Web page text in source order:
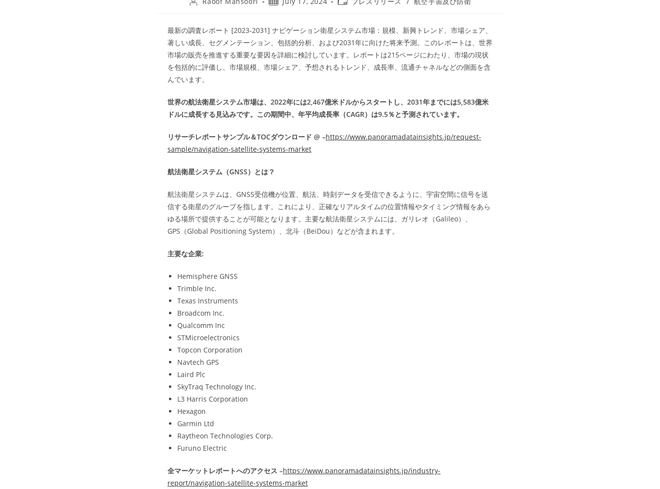
最新の調査レポート [2023-2031] ナビゲーション衛星システム市場：規模、新興トレンド、市場シェア、
著しい成長、セグメンテーション、包括的分析、および2031年に向けた将来予測。このレポートは、世界
市場の販売を推進する重要な要因を詳細に検討しています。レポートは215ページにわたり、市場の現状
を包括的に評価し、市場規模、市場シェア、予想されるトレンド、成長率、流通チャネルなどの側面を含
んでいます。
世界の航法衛星システム市場は、2022年には2,467億米ドルからスタートし、2031年までには5,583億米
ドルに成長する見込みです。この期間中、年平均成長率（CAGR）は9.5％と予測されています。
リサーチレポートサンプル＆TOCダウンロード @ –https://www.panoramadatainsights.jp/request-
sample/navigation-satellite-systems-market
航法衛星システム（GNSS）とは？
航法衛星システムは、GNSS受信機が位置、航法、時刻データを受信できるように、宇宙空間に信号を送
信する衛星のグループを指します。これにより、正確なリアルタイムの位置情報やタイミング情報をあら
ゆる場所で提供することが可能となります。主要な航法衛星システムには、ガリレオ（Galileo）、
GPS（Global Positioning System）、北斗（BeiDou）などが含まれます。
主要な企業:
Hemisphere GNSS
Trimble Inc.
Texas Instruments
Broadcom Inc.
Qualcomm Inc
STMicroelectronics
Topcon Corporation
Navtech GPS
Laird Plc
SkyTraq Technology Inc.
L3 Harris Corporation
Hexagon
Garmin Ltd
Raytheon Technologies Corp.
Furuno Electric
全マーケットレポートへのアクセス –https://www.panoramadatainsights.jp/industry-
report/navigation-satellite-systems-market